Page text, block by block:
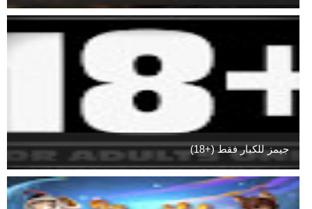
جيمز للكبار فقط (+18)